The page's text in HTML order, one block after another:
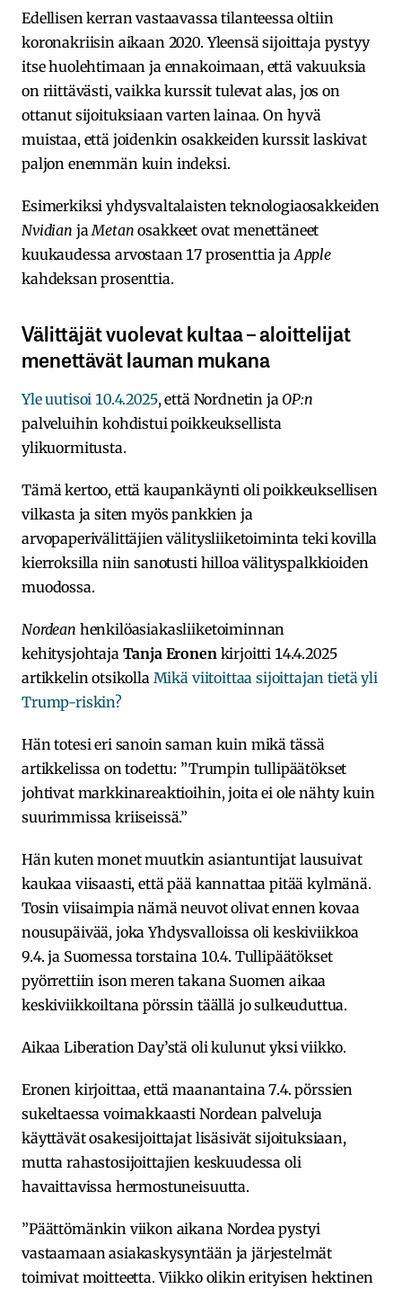
Edellisen kerran vastaavassa tilanteessa oltiin
koronakriisin aikaan 2020. Yleensä sijoittaja pystyy
itse huolehtimaan ja ennakoimaan, että vakuuksia
on riittävästi, vaikka kurssit tulevat alas, jos on
ottanut sijoituksiaan varten lainaa. On hyvä
muistaa, että joidenkin osakkeiden kurssit laskivat
paljon enemmän kuin indeksi.
Esimerkiksi yhdysvaltalaisten teknologiaosakkeiden
Nvidian jaMetanosakkeet ovat menettäneet
kuukaudessa arvostaan 17 prosenttia jaApple
kahdeksan prosenttia.
Välittäjät vuolevat kultaa – aloittelijat
menettävät lauman mukana
Yle uutisoi 10.4.2025, että Nordnetin ja OP:n
palveluihin kohdistui poikkeuksellista
ylikuormitusta.
Tämä kertoo, että kaupankäynti oli poikkeuksellisen
vilkasta ja siten myös pankkien ja
arvopaperivälittäjien välitysliiketoiminta teki kovilla
kierroksilla niin sanotusti hilloa välityspalkkioiden
muodossa.
Nordean henkilöasiakasliiketoiminnan
kehitysjohtaja Tanja Eronenkirjoitti 14.4.2025
artikkelin otsikolla Mikä viitoittaa sijoittajan tietä yli
Trump-riskin?
Hän totesi eri sanoin saman kuin mikä tässä
artikkelissa on todettu: ”Trumpin tullipäätökset
johtivat markkinareaktioihin, joita ei ole nähty kuin
suurimmissa kriiseissä.”
Hän kuten monet muutkin asiantuntijat lausuivat
kaukaa viisaasti, että pää kannattaa pitää kylmänä.
Tosin viisaimpia nämä neuvot olivat ennen kovaa
nousupäivää, joka Yhdysvalloissa oli keskiviikkoa
9.4. ja Suomessa torstaina 10.4. Tullipäätökset
pyörrettiin ison meren takana Suomen aikaa
keskiviikkoiltana pörssin täällä jo sulkeuduttua.
Aikaa Liberation Day’stä oli kulunut yksi viikko.
Eronen kirjoittaa, että maanantaina 7.4. pörssien
sukeltaessa voimakkaasti Nordean palveluja
käyttävät osakesijoittajat lisäsivät sijoituksiaan,
mutta rahastosijoittajien keskuudessa oli
havaittavissa hermostuneisuutta.
”Päättömänkin viikon aikana Nordea pystyi
vastaamaan asiakaskysyntään ja järjestelmät
toimivat moitteetta. Viikko olikin erityisen hektinen